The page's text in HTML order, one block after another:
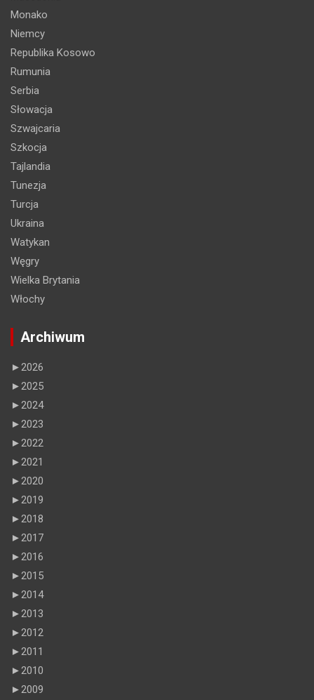
Monako
Niemcy
Republika Kosowo
Rumunia
Serbia
Słowacja
Szwajcaria
Szkocja
Tajlandia
Tunezja
Turcja
Ukraina
Watykan
Węgry
Wielka Brytania
Włochy
Archiwum
►2026
►2025
►2024
►2023
►2022
►2021
►2020
►2019
►2018
►2017
►2016
►2015
►2014
►2013
►2012
►2011
►2010
►2009